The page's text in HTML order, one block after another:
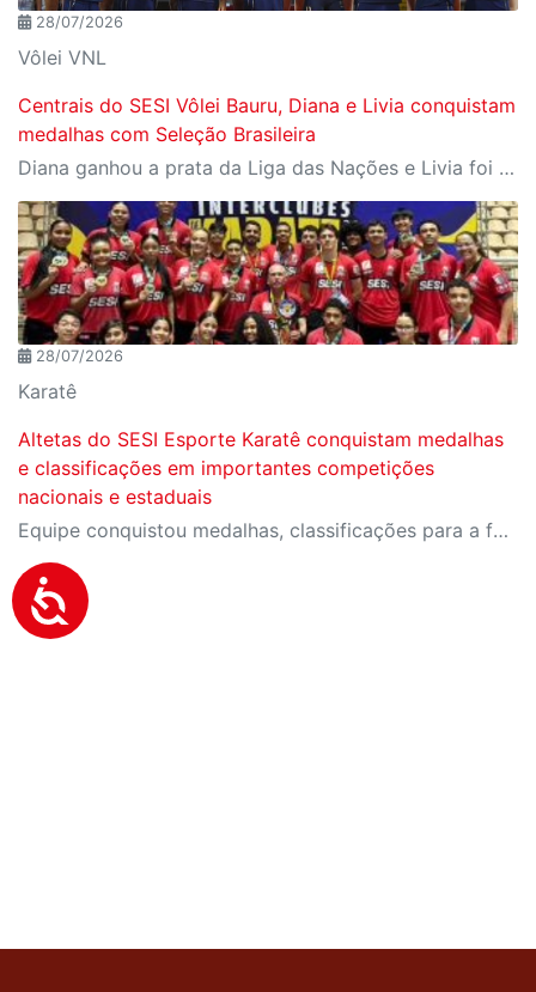
28/07/2026
Vôlei VNL
Centrais do SESI Vôlei Bauru, Diana e Livia conquistam
medalhas com Seleção Brasileira
Diana ganhou a prata da Liga das Nações e Livia foi campeã da Copa Sul-Americana com Seleção B
28/07/2026
Karatê
Altetas do SESI Esporte Karatê conquistam medalhas
e classificações em importantes competições
nacionais e estaduais
Equipe conquistou medalhas, classificações para a fase final do Campeonato Brasileiro e importantes resultados em competições estaduais e nacionais.